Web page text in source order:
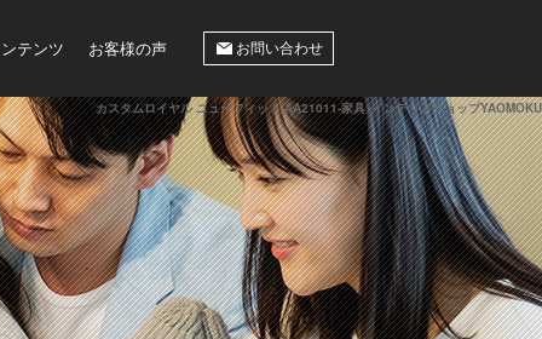
テンツ お客様の声 お問い合わせ
カスタムロイヤル ニューフィット AA21011-家具･インテリアショップYAOMOKU